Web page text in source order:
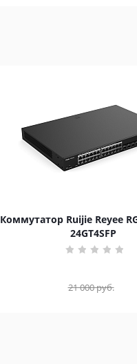
Коммутатор Ruijie Reyee
24GT4SFP
21 000руб.